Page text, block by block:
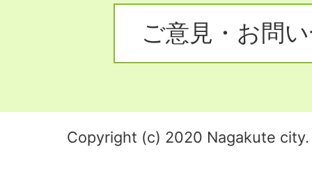
ご意見・お問
Copyright (c) 2020 Nagakute